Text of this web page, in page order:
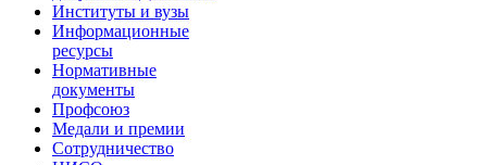
Институты и вузы
Информационные
ресурсы
Нормативные
документы
Профсоюз
Медали и премии
Сотрудничество